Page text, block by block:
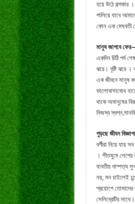
হয়ে উঠে গল্পকার
পালিয়ে যাবে
কোন এক মেঘবতী
মানুষ জাগবে
একদিন চিঠি পর্ব
ঝরে। বৃষ্টি ঝরে ।
এক জীবনে মানুষ
ভালোবাসাবোধ
থাকে অমানুষের
নিজস্ব
পুড়ছে জীবন
বর্গীরা নিয়ে যায়
। শীতঘুমে
যাবতীয় দাম্পত্য
নয়, মন চাইলেই
প্রয়োগে
সেলিব্রেটির